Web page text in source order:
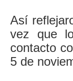
Así
vez que
contacto
5 de